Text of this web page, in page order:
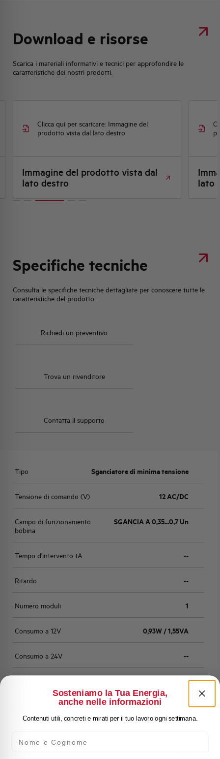
Download e risorse
Scarica i materiali informativi e tecnici per approfondire le
caratteristiche dei nostri prodotti.
Clicca qui per scaricare: Immagine del
prodotto vista dal lato destro
Immagine del prodotto vista dal
lato destro
lato
Specifiche tecniche
Consulta le specifiche tecniche dettagliate per conoscere tutte le
caratteristiche del prodotto.
Richiedi un preventivo
Trova un rivenditore
Contatta il supporto
Tipo Sganciatore di minima tensione
Tensione di comando (V) 12 AC/DC
Campo di funzionamento
bobina
SGANCIA A 0,35...0,7 Un
Tempo d'intervento tA --
Ritardo --
Numero moduli 1
Consumo a 12V 0,93W / 1,55VA
Consumo a 24V --
--
Consumo a 110V --
Sosteniamo la Tua Energia,
anche nelle informazioni
Contenuti utili, concreti e mirati per il tuo lavoro ogni settimana.